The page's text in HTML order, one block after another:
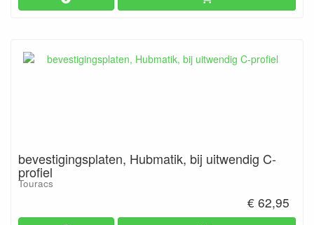
bevestigingsplaten, Hubmatik, bij uitwendig C-
profiel
Touracs
€ 62,95